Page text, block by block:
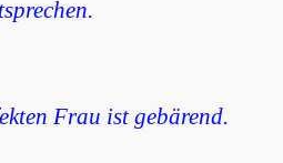
Frau ist gebärend.